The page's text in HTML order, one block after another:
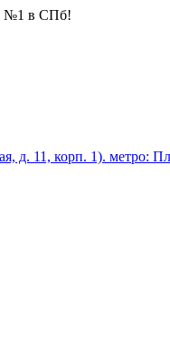
№1 в СПб!
д. 11, корп. 1). метро: